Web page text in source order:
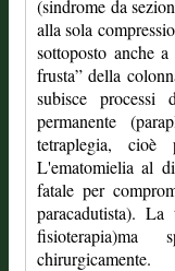
(sindrome da
alla sola
sottoposto anche
frusta” della
subisce processi
permanente
tetraplegia,
L'ematomielia al
fatale per
paracadutista).
fisioterapia)ma
chirurgicamente.